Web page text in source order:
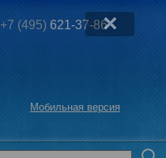
+7 (495) 621-37-86
Мобильная версия